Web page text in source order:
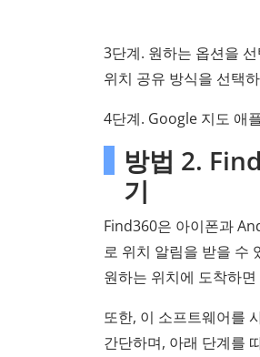
3단계. 원하는 옵션을
위치 공유 방식을 선택
4단계. Google 지도 애
방법 2.
기
Find360은 아이폰과
로 위치 알림을 받을 수
원하는 위치에 도착하
또한, 이 소프트웨어를
간단하며, 아래 단계를